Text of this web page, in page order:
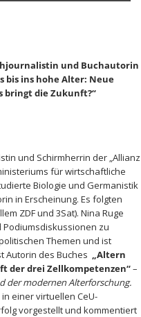
und Buchautorin
bis ins hohe Alter: Neue
bringt die Zukunft?“
und Schirmherrin der „Allianz
für wirtschaftliche
Biologie und Germanistik
in Erscheinung. Es folgten
ZDF und 3Sat). Nina Ruge
zu
Themen und ist
Autorin des Buches „Altern
der drei Zellkompetenzen“–
der modernen Alterforschung.
einer virtuellen CeU-
vorgestellt und kommentiert